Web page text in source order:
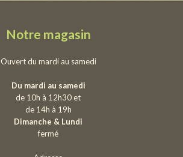
Notre magasin
Ouvert du mardi au samedi
Du mardi au samedi
de 10h à 12h30 et
de 14h à 19h
Dimanche & Lundi
fermé